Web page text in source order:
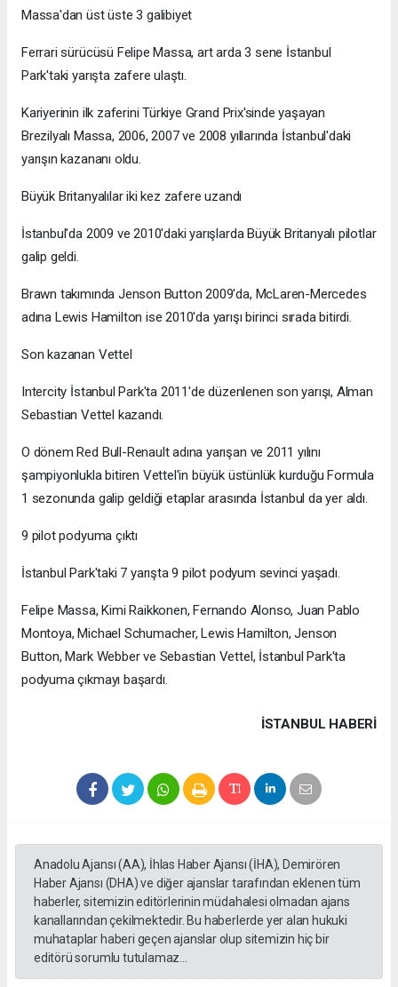
Massa'dan üst üste 3 galibiyet
Ferrari sürücüsü Felipe Massa, art arda 3 sene İstanbul
Park'taki yarışta zafere ulaştı.
Kariyerinin ilk zaferini Türkiye Grand Prix'sinde yaşayan
Brezilyalı Massa, 2006, 2007 ve 2008 yıllarında İstanbul'daki
yarışın kazananı oldu.
Büyük Britanyalılar iki kez zafere uzandı
İstanbul'da 2009 ve 2010'daki yarışlarda Büyük Britanyalı pilotlar
galip geldi.
Brawn takımında Jenson Button 2009'da, McLaren-Mercedes
adına Lewis Hamilton ise 2010'da yarışı birinci sırada bitirdi.
Son kazanan Vettel
Intercity İstanbul Park'ta 2011'de düzenlenen son yarışı, Alman
Sebastian Vettel kazandı.
O dönem Red Bull-Renault adına yarışan ve 2011 yılını
şampiyonlukla bitiren Vettel'in büyük üstünlük kurduğu Formula
1 sezonunda galip geldiği etaplar arasında İstanbul da yer aldı.
9 pilot podyuma çıktı
İstanbul Park'taki 7 yarışta 9 pilot podyum sevinci yaşadı.
Felipe Massa, Kimi Raikkonen, Fernando Alonso, Juan Pablo
Montoya, Michael Schumacher, Lewis Hamilton, Jenson
Button, Mark Webber ve Sebastian Vettel, İstanbul Park'ta
podyuma çıkmayı başardı.
İSTANBUL HABERİ
Anadolu Ajansı (AA), İhlas Haber Ajansı (İHA), Demirören
Haber Ajansı (DHA) ve diğer ajanslar tarafından eklenen tüm
haberler, sitemizin editörlerinin müdahalesi olmadan ajans
kanallarından çekilmektedir. Bu haberlerde yer alan hukuki
muhataplar haberi geçen ajanslar olup sitemizin hiç bir
editörü sorumlu tutulamaz...